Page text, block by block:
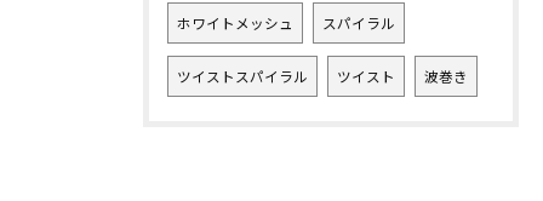
ホワイトメッシュ スパイラル
ツイストスパイラル ツイスト 波巻き